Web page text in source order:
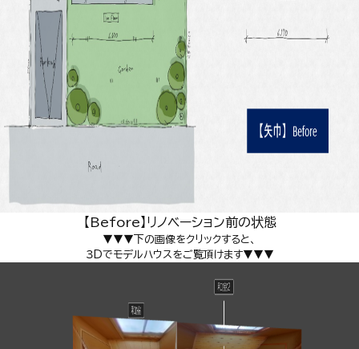
【Before】リノベーション前の状態
▼▼▼下の画像をクリックすると、
３Dでモデルハウスをご覧頂けます▼▼▼